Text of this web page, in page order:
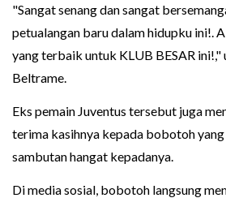
"Sangat senang dan sangat
petualangan baru dalam hidupku ini!.
yang terbaik untuk KLUB BESAR ini!,"
Beltrame.
Eks pemain Juventus tersebut juga
terima kasihnya kepada bobotoh
sambutan hangat kepadanya.
Di media sosial, bobotoh langsung